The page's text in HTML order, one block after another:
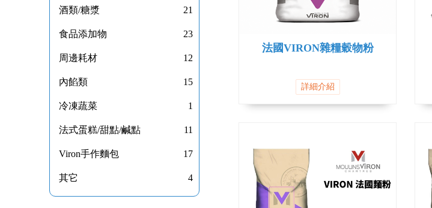
酒類/糖漿 21
食品添加物 23
周邊耗材 12
內餡類 15
冷凍蔬菜 1
法式蛋糕/甜點/鹹點 11
Viron手作麵包 17
其它 4
法國VIRON雜糧穀物粉
詳細介紹